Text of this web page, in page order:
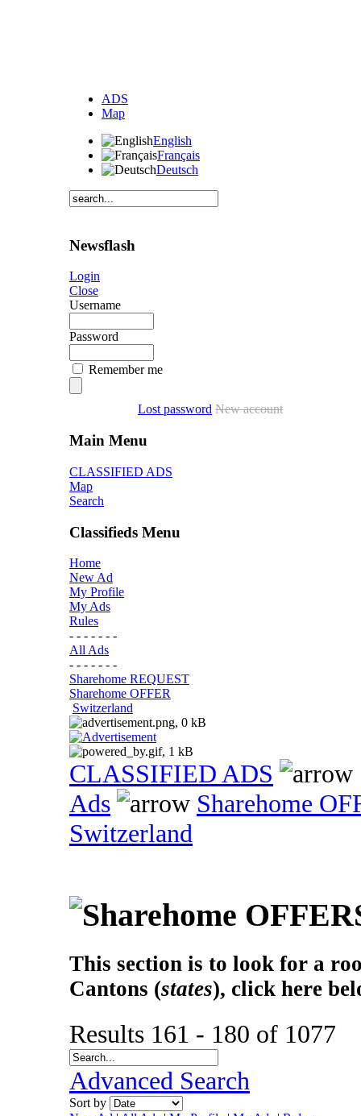
ADS
Map
English
Français
Deutsch
Newsflash
Login
Close
Username
Password
Remember me
Lost password New account
Main Menu
CLASSIFIED ADS
Map
Search
Classifieds Menu
Home
New Ad
My Profile
My Ads
Rules
- - - - - - -
All Ads
- - - - - - -
Sharehome REQUEST
Sharehome OFFER
Switzerland
CLASSIFIED ADS
Ads
Sharehome
Switzerland
This section is to look for a
Cantons (states), click here
Results 161 - 180 of 1077
Advanced Search
Sort by